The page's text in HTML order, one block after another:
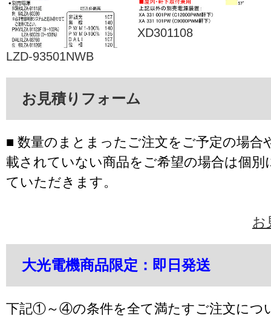
LZD-93501NWB
XD301108
お見積りフォーム
■ 数量のまとまったご注文をご予定の場合
載されていない商品をご希望の場合は個別
ていただきます。
お
大光電機商品限定：即日発送
下記①～④の条件を全て満たすご注文につ